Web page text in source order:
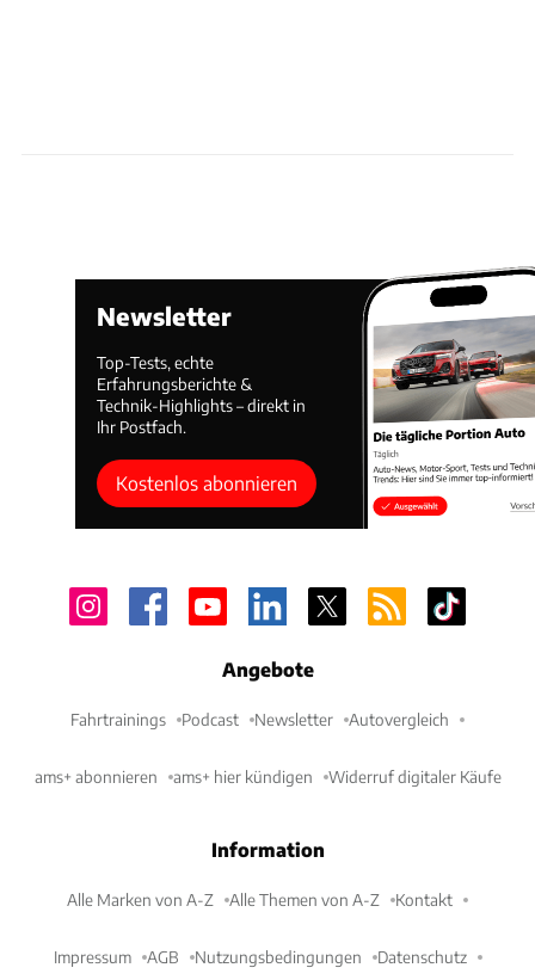
Newsletter
Top-Tests, echte
Erfahrungsberichte &
Technik-Highlights – direkt in
Ihr Postfach.
Kostenlos abonnieren
Angebote
Fahrtrainings Podcast Newsletter Autovergleich
ams+ abonnieren ams+ hier kündigen Widerruf digitaler Käufe
Information
Alle Marken von A-Z Alle Themen von A-Z Kontakt
Impressum AGB Nutzungsbedingungen Datenschutz